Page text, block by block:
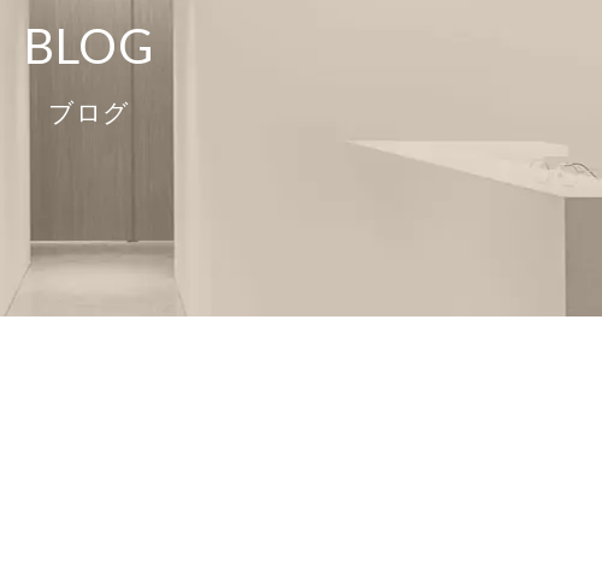
セラミック
ホワイトニング
予防歯科治療
ダイレクトボンディング
ラミネートべニア
マウスピース矯正（インビザライン）
ブログ